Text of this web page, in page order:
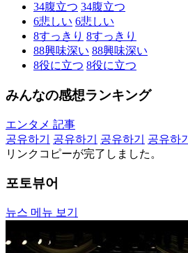
34腹立つ 34腹立つ
6悲しい 6悲しい
8すっきり 8すっきり
88興味深い 88興味深い
8役に立つ 8役に立つ
みんなの感想ランキング
エンタメ 記事
공유하기
공유하기 공유하기 공유하기
リンクコピーが完了しました。
포토뷰어
뉴스 메뉴 보기